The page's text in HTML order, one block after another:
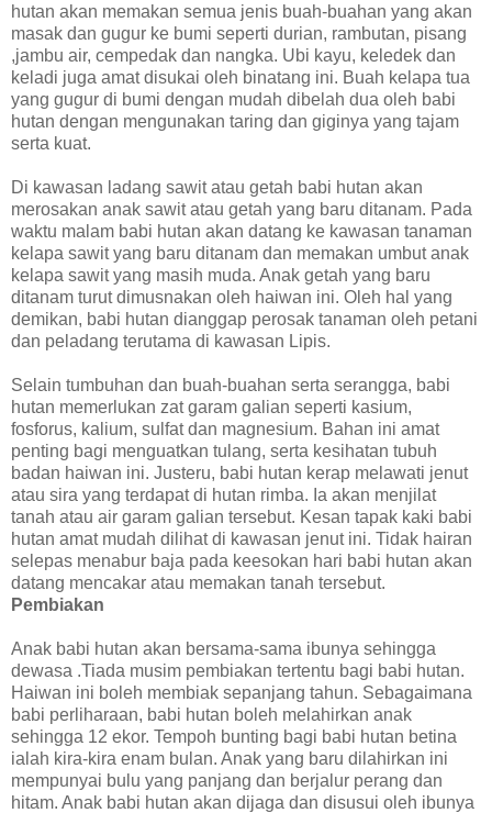
hutan akan memakan semua jenis buah-buahan yang akan
masak dan gugur ke bumi seperti durian, rambutan, pisang
,jambu air, cempedak dan nangka. Ubi kayu, keledek dan
keladi juga amat disukai oleh binatang ini. Buah kelapa tua
yang gugur di bumi dengan mudah dibelah dua oleh babi
hutan dengan mengunakan taring dan giginya yang tajam
serta kuat.
Di kawasan ladang sawit atau getah babi hutan akan
merosakan anak sawit atau getah yang baru ditanam. Pada
waktu malam babi hutan akan datang ke kawasan tanaman
kelapa sawit yang baru ditanam dan memakan umbut anak
kelapa sawit yang masih muda. Anak getah yang baru
ditanam turut dimusnakan oleh haiwan ini. Oleh hal yang
demikan, babi hutan dianggap perosak tanaman oleh petani
dan peladang terutama di kawasan Lipis.
Selain tumbuhan dan buah-buahan serta serangga, babi
hutan memerlukan zat garam galian seperti kasium,
fosforus, kalium, sulfat dan magnesium. Bahan ini amat
penting bagi menguatkan tulang, serta kesihatan tubuh
badan haiwan ini. Justeru, babi hutan kerap melawati jenut
atau sira yang terdapat di hutan rimba. Ia akan menjilat
tanah atau air garam galian tersebut. Kesan tapak kaki babi
hutan amat mudah dilihat di kawasan jenut ini. Tidak hairan
selepas menabur baja pada keesokan hari babi hutan akan
datang mencakar atau memakan tanah tersebut.
Pembiakan
Anak babi hutan akan bersama-sama ibunya sehingga
dewasa .Tiada musim pembiakan tertentu bagi babi hutan.
Haiwan ini boleh membiak sepanjang tahun. Sebagaimana
babi perliharaan, babi hutan boleh melahirkan anak
sehingga 12 ekor. Tempoh bunting bagi babi hutan betina
ialah kira-kira enam bulan. Anak yang baru dilahirkan ini
mempunyai bulu yang panjang dan berjalur perang dan
hitam. Anak babi hutan akan dijaga dan disusui oleh ibunya